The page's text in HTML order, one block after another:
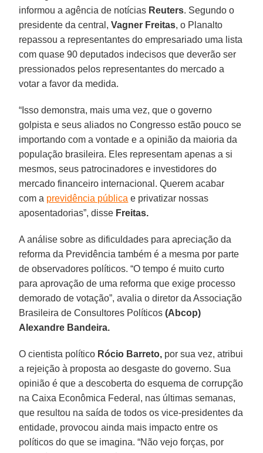
informou a agência de notícias Reuters. Segundo o
presidente da central,Vagner Freitas, o Planalto
repassou a representantes do empresariado uma lista
com quase 90 deputados indecisos que deverão ser
pressionados pelos representantes do mercado a
votar a favor da medida.
“Isso demonstra, mais uma vez, que o governo
golpista e seus aliados no Congresso estão pouco se
importando com a vontade e a opinião da maioria da
população brasileira. Eles representam apenas a si
mesmos, seus patrocinadores e investidores do
mercado financeiro internacional. Querem acabar
com a previdência pública e privatizar nossas
aposentadorias”, disse Freitas.
A análise sobre as dificuldades para apreciação da
reforma da Previdência também é a mesma por parte
de observadores políticos. “O tempo é muito curto
para aprovação de uma reforma que exige processo
demorado de votação”, avalia o diretor da Associação
Brasileira de Consultores Políticos(Abcop)
Alexandre Bandeira.
O cientista político Rócio Barreto, por sua vez, atribui
a rejeição à proposta ao desgaste do governo. Sua
opinião é que a descoberta do esquema de corrupção
na Caixa Econômica Federal, nas últimas semanas,
que resultou na saída de todos os vice-presidentes da
entidade, provocou ainda mais impacto entre os
políticos do que se imagina. “Não vejo forças, por